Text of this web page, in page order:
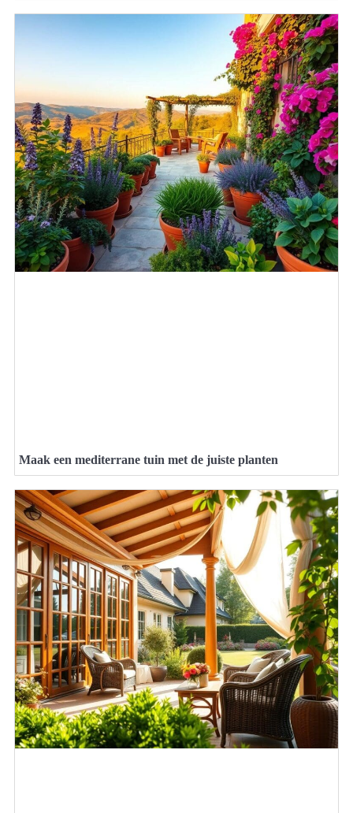
Maak een mediterrane tuin met de juiste planten